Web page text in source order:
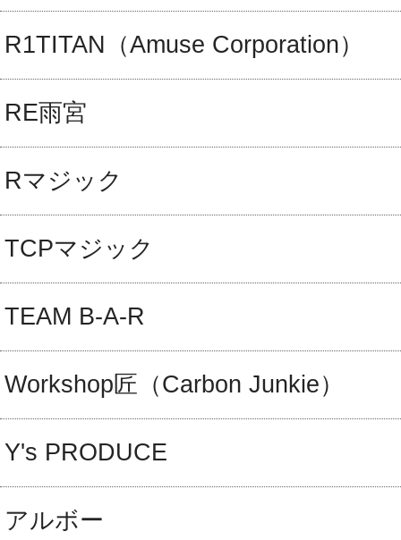
R1TITAN（Amuse Corporation）
RE雨宮
Rマジック
TCPマジック
TEAM B-A-R
Workshop匠（Carbon Junkie）
Y's PRODUCE
アルボー